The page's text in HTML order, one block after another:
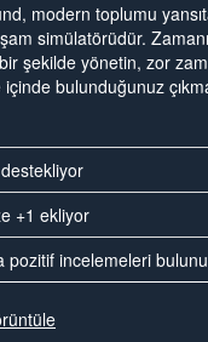
modern toplumu
simülatörüdür.
bir şekilde yönetin, zor
bulunduğunuz
destekliyor
+1 ekliyor
pozitif incelemeleri